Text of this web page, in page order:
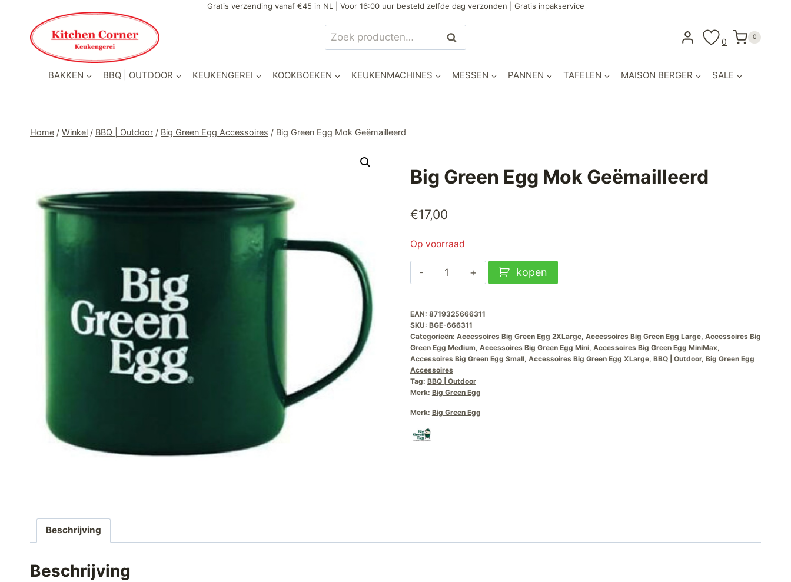
inhoud
Gratis verzending vanaf €45 in NL | Voor 16:00 uur besteld zelfde dag verzonden | Gratis inpakservice
Zoeken
naar:
Zoeken 0 0
BAKKEN BBQ | OUTDOOR KEUKENGEREI KOOKBOEKEN KEUKENMACHINES MESSEN PANNEN TAFELEN MAISON BERGER SALE
Home / Winkel / BBQ | Outdoor / Big Green Egg Accessoires / Big Green Egg Mok Geëmailleerd
Big Green Egg Mok Geëmailleerd
€17,00
Op voorraad
Big
Green
Mok
Geëmailleerd
aantal
kopen
EAN: 8719325666311
SKU: BGE-666311
Categorieën: Accessoires Big Green Egg 2XLarge, Accessoires Big Green Egg Large, Accessoires Big
Green Egg Medium, Accessoires Big Green Egg Mini, Accessoires Big Green Egg MiniMax,
Accessoires Big Green Egg Small, Accessoires Big Green Egg XLarge, BBQ | Outdoor, Big Green Egg
Accessoires
Tag: BBQ | Outdoor
Merk: Big Green Egg
Merk: Big Green Egg
Beschrijving
Beschrijving